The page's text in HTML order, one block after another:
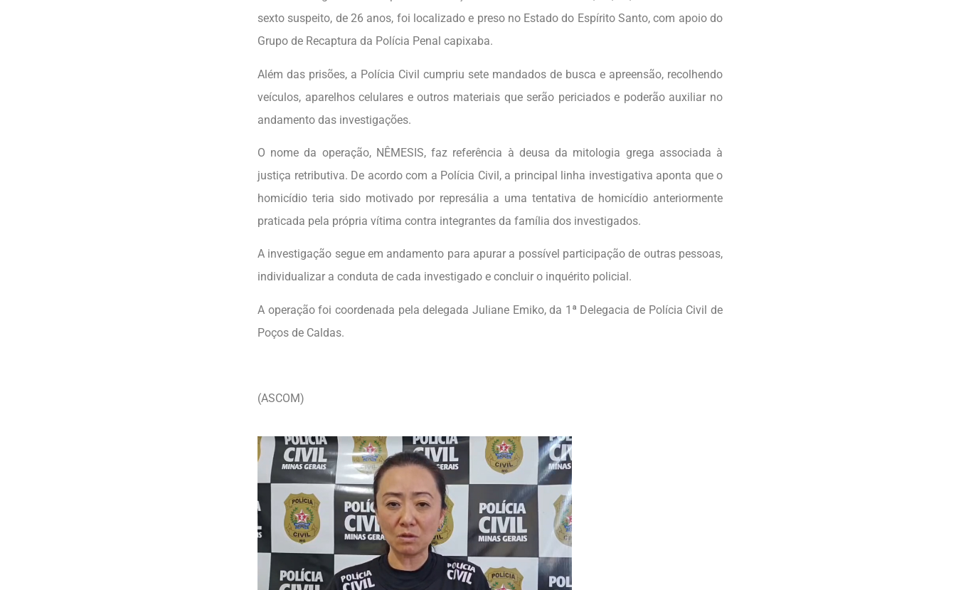
sexto suspeito, de 26 anos, foi localizado e preso no Estado do Espírito Santo, com apoio do
Grupo de Recaptura da Polícia Penal capixaba.
Além das prisões, a Polícia Civil cumpriu sete mandados de busca e apreensão, recolhendo
veículos, aparelhos celulares e outros materiais que serão periciados e poderão auxiliar no
andamento das investigações.
O nome da operação, NÊMESIS, faz referência à deusa da mitologia grega associada à
justiça retributiva. De acordo com a Polícia Civil, a principal linha investigativa aponta que o
homicídio teria sido motivado por represália a uma tentativa de homicídio anteriormente
praticada pela própria vítima contra integrantes da família dos investigados.
A investigação segue em andamento para apurar a possível participação de outras pessoas,
individualizar a conduta de cada investigado e concluir o inquérito policial.
A operação foi coordenada pela delegada Juliane Emiko, da 1ª Delegacia de Polícia Civil de
Poços de Caldas.
(ASCOM)